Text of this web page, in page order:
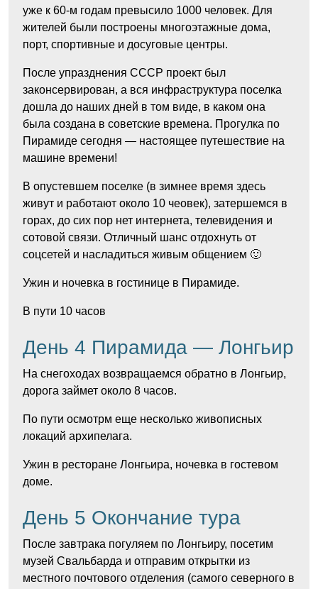
уже к 60-м годам превысило 1000 человек. Для
жителей были построены многоэтажные дома,
порт, спортивные и досуговые центры.
После упразднения СССР проект был
законсервирован, а вся инфраструктура поселка
дошла до наших дней в том виде, в каком она
была создана в советские времена. Прогулка по
Пирамиде сегодня — настоящее путешествие на
машине времени!
В опустевшем поселке (в зимнее время здесь
живут и работают около 10 чеовек), затершемся в
горах, до сих пор нет интернета, телевидения и
сотовой связи. Отличный шанс отдохнуть от
соцсетей и насладиться живым общением 🙂
Ужин и ночевка в гостинице в Пирамиде.
В пути 10 часов
День 4 Пирамида — Лонгьир
На снегоходах возвращаемся обратно в Лонгьир,
дорога займет около 8 часов.
По пути осмотрм еще несколько живописных
локаций архипелага.
Ужин в ресторане Лонгьира, ночевка в гостевом
доме.
​День 5 Окончание тура
После завтрака погуляем по Лонгьиру, посетим
музей Свальбарда и отправим открытки из
местного почтового отделения (самого северного в